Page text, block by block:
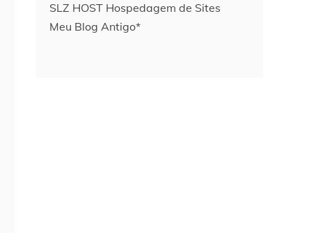
SLZ HOST Hospedagem de Sites
Meu Blog Antigo*